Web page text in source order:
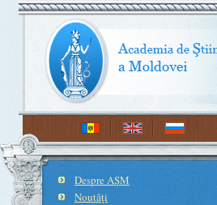
Despre AŞM
Noutăţi